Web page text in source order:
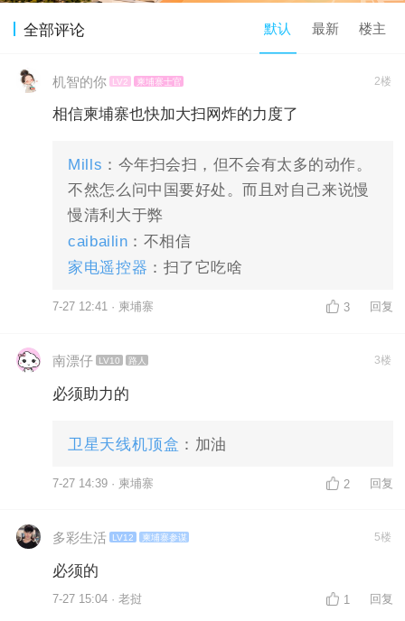
全部评论 默认 最新 楼主
机智的你 LV2 柬埔寨士官 2楼
相信柬埔寨也快加大扫网炸的力度了
Mills ：今年扫会扫，但不会有太多的动作。
不然怎么问中国要好处。而且对自己来说慢
慢清利大于弊
caibailin ：不相信
家电遥控器 ：扫了它吃啥
7-27 12:41 · 柬埔寨 3 回复
南漂仔 LV10 路人 3楼
必须助力的
卫星天线机顶盒 ：加油
7-27 14:39 · 柬埔寨 2 回复
多彩生活 LV12 柬埔寨参谋 5楼
必须的
7-27 15:04 · 老挝 1 回复